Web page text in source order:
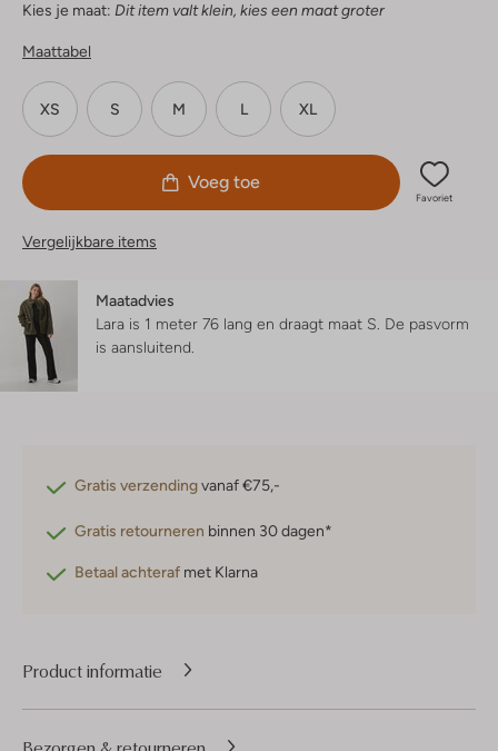
Kies je maat: Dit item valt klein, kies een maat groter
Maattabel
XS S M L XL
Voeg toe
Favoriet
Vergelijkbare items
Maatadvies
Lara is 1 meter 76 lang en draagt maat S. De pasvorm
is aansluitend
Gratis verzendingvanaf €75,-
Gratis retourneren binnen 30 dagen*
Betaal achteraf met Klarna
Product informatie